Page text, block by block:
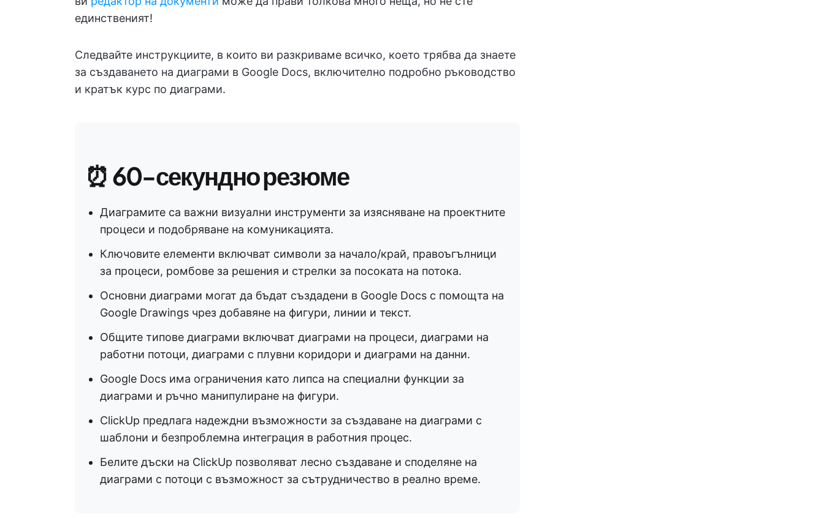
единственият!
Следвайте инструкциите, в които ви разкриваме всичко, което трябва да знаете
за създаването на диаграми в Google Docs, включително подробно ръководство
и кратък курс по диаграми.
⏰60-секундно резюме
Диаграмите са важни визуални инструменти за изясняване на проектните
процеси и подобряване на комуникацията.
Ключовите елементи включват символи за начало/край, правоъгълници
за процеси, ромбове за решения и стрелки за посоката на потока.
Основни диаграми могат да бъдат създадени в Google Docs с помощта на
Google Drawings чрез добавяне на фигури, линии и текст.
Общите типове диаграми включват диаграми на процеси, диаграми на
работни потоци, диаграми с плувни коридори и диаграми на данни.
Google Docs има ограничения като липса на специални функции за
диаграми и ръчно манипулиране на фигури.
ClickUp предлага надеждни възможности за създаване на диаграми с
шаблони и безпроблемна интеграция в работния процес.
Белите дъски на ClickUp позволяват лесно създаване и споделяне на
диаграми с потоци с възможност за сътрудничество в реално време.